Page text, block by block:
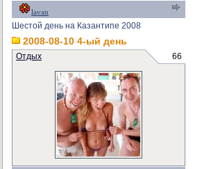
lavan
Шестой день на Казантипе 2008
2008-08-10 4-ый день
Отдых 66